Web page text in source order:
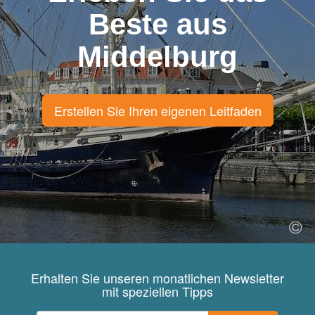
Beste aus
Middelburg
Erstellen Sie Ihren eigenen Leitfaden
Erhalten Sie unseren monatlichen Newsletter
mit speziellen Tipps